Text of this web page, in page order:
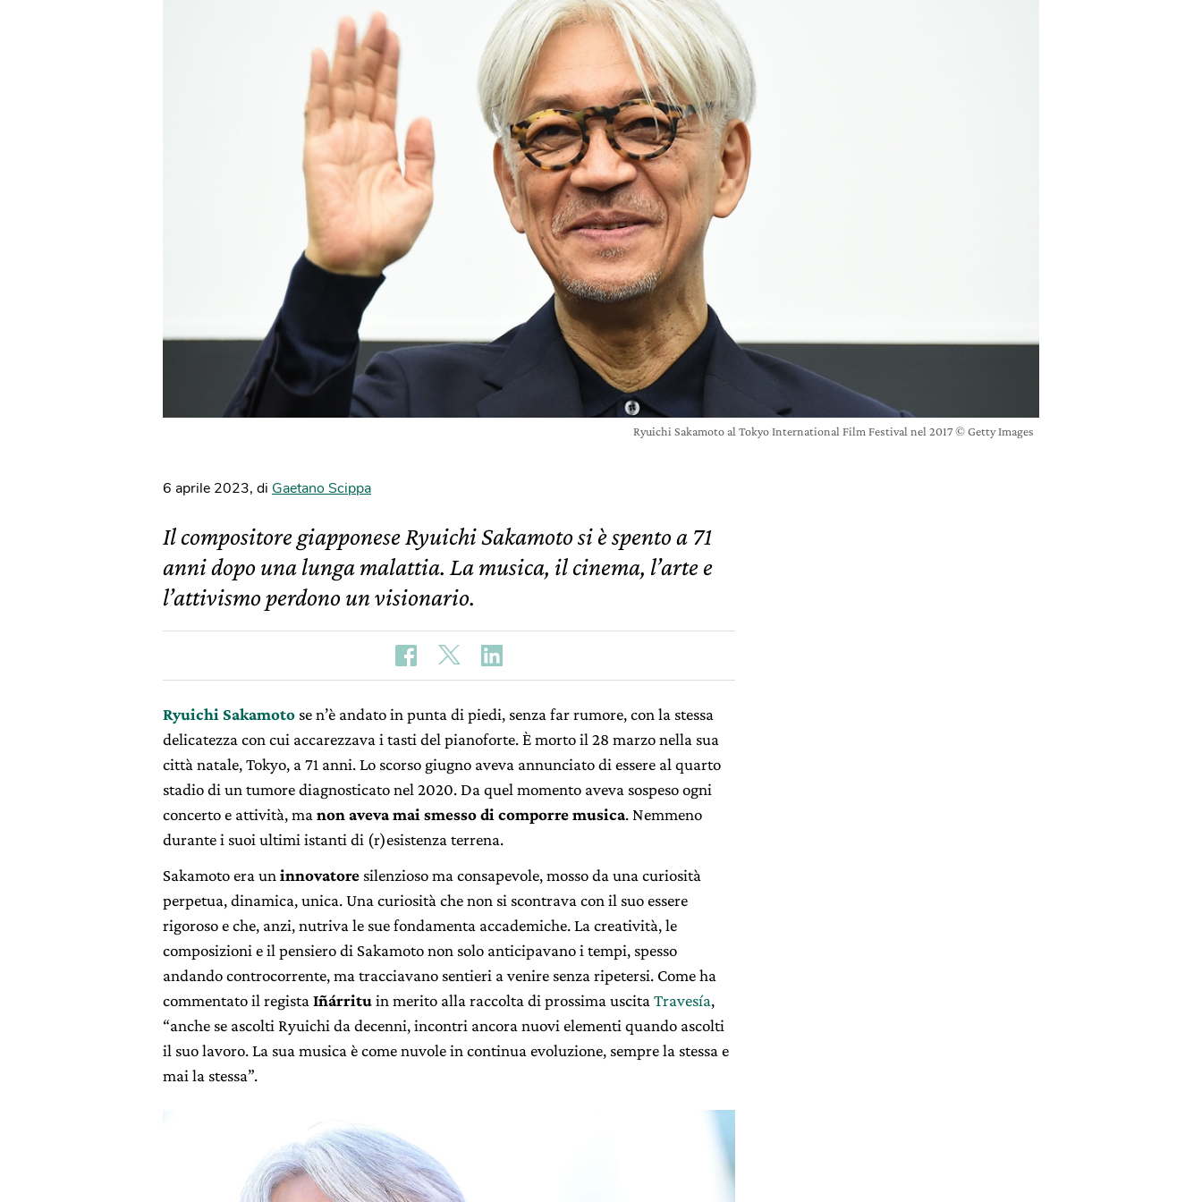
Ryuichi Sakamoto al Tokyo International Film Festival nel 2017 © Getty Images
6 aprile 2023, di Gaetano Scippa
Il compositore giapponese Ryuichi Sakamoto si è spento a 71
anni dopo una lunga malattia. La musica, il cinema, l’arte e
l’attivismo perdono un visionario.
Ryuichi Sakamoto se n’è andato in punta di piedi, senza far rumore, con la stessa
delicatezza con cui accarezzava i tasti del pianoforte. È morto il 28 marzo nella sua
città natale, Tokyo, a 71 anni. Lo scorso giugno aveva annunciato di essere al quarto
stadio di un tumore diagnosticato nel 2020. Da quel momento aveva sospeso ogni
concerto e attività, ma non aveva mai smesso di comporre musica. Nemmeno
durante i suoi ultimi istanti di (r)esistenza terrena.
Sakamoto era un innovatore silenzioso ma consapevole, mosso da una curiosità
perpetua, dinamica, unica. Una curiosità che non si scontrava con il suo essere
rigoroso e che, anzi, nutriva le sue fondamenta accademiche. La creatività, le
composizioni e il pensiero di Sakamoto non solo anticipavano i tempi, spesso
andando controcorrente, ma tracciavano sentieri a venire senza ripetersi. Come ha
commentato il regista Iñárrituin merito alla raccolta di prossima uscita Travesía,
“anche se ascolti Ryuichi da decenni, incontri ancora nuovi elementi quando ascolti
il suo lavoro. La sua musica è come nuvole in continua evoluzione, sempre la stessa e
mai la stessa”.